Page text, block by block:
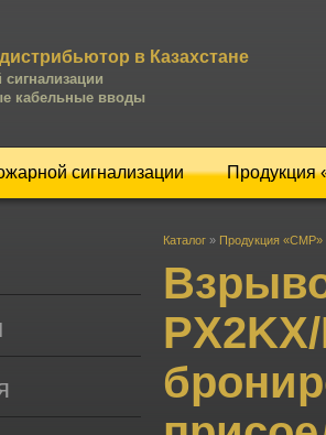
в Казахстане
кабельные вводы
сигнализации Продукция
Каталог» Продукция «CMP»